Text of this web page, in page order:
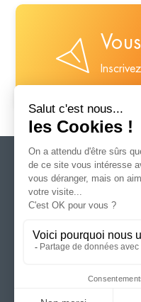
17 rue
04 74 50